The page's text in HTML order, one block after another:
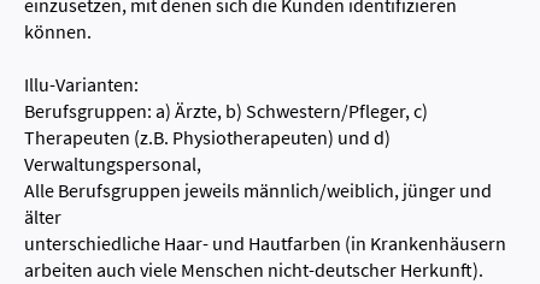
einzusetzen, mit denen sich die Kunden identifizieren
können.
Illu-Varianten:
Berufsgruppen: a) Ärzte, b) Schwestern/Pfleger, c)
Therapeuten (z.B. Physiotherapeuten) und d)
Verwaltungspersonal,
Alle Berufsgruppen jeweils männlich/weiblich, jünger und
älter
unterschiedliche Haar- und Hautfarben (in Krankenhäusern
arbeiten auch viele Menschen nicht-deutscher Herkunft).